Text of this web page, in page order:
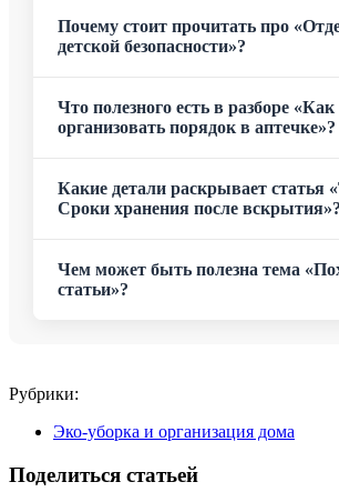
Почему стоит прочитать про
детской безопасности»?
Что полезного есть в разборе «Как
организовать порядок в аптечке»?
Какие детали раскрывает статья
Сроки хранения после вскрытия»?
Чем может быть полезна тема
статьи»?
Рубрики:
Эко-уборка и организация дома
Поделиться статьей